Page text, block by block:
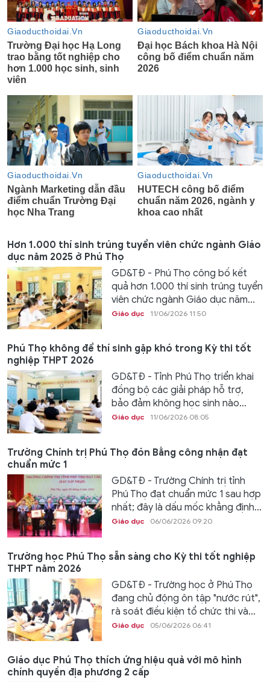
Hơn 1.000 thí sinh trúng tuyển viên chức ngành Giáo
dục năm 2025 ở Phú Thọ
GD&TĐ - Phú Thọ công bố kết
quả hơn 1.000 thí sinh trúng tuyển
viên chức ngành Giáo dục năm...
Giáo dục 11/06/2026 11:50
Phú Thọ không để thí sinh gặp khó trong Kỳ thi tốt
nghiệp THPT 2026
GD&TĐ - Tỉnh Phú Thọ triển khai
đồng bộ các giải pháp hỗ trợ,
bảo đảm không học sinh nào...
Giáo dục 11/06/2026 08:05
Trường Chính trị Phú Thọ đón Bằng công nhận đạt
chuẩn mức 1
GD&TĐ - Trường Chính trị tỉnh
Phú Thọ đạt chuẩn mức 1 sau hợp
nhất; đây là dấu mốc khẳng định...
Giáo dục 06/06/2026 09:20
Trường học Phú Thọ sẵn sàng cho Kỳ thi tốt nghiệp
THPT năm 2026
GD&TĐ - Trường học ở Phú Thọ
đang chủ động ôn tập "nước rút",
rà soát điều kiện tổ chức thi và...
Giáo dục 05/06/2026 06:41
Giáo dục Phú Thọ thích ứng hiệu quả với mô hình
chính quyền địa phương 2 cấp